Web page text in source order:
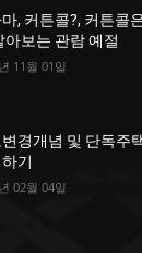
마, 커튼콜?, 커튼콜
아보는 관람 예절
11월 01일
경개념 및 단독주
기
02월 04일